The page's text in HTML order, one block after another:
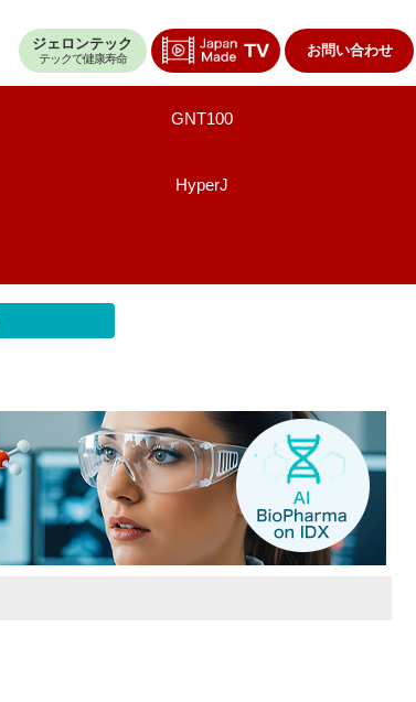
ジェロンテック
テックで健康寿命 お問い合わせ
GNT100
HyperJ